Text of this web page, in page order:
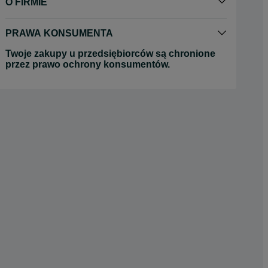
O FIRMIE
PRAWA KONSUMENTA
Twoje zakupy u przedsiębiorców są chronione
przez prawo ochrony konsumentów.